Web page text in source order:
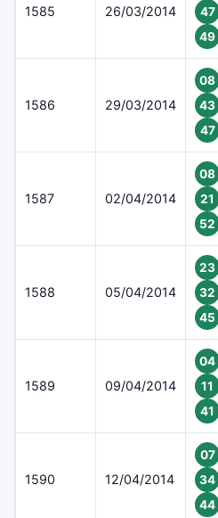
1585 26/03/2014
47
49
1586 29/03/2014
08
43
47
1587 02/04/2014
08
21
52
1588 05/04/2014
23
32
45
1589 09/04/2014
04
11
41
1590 12/04/2014
07
34
44